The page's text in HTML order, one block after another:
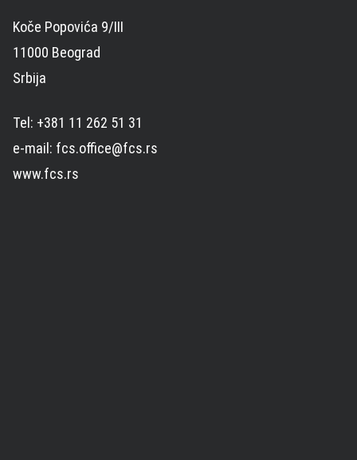
Koče Popovića 9/III
11000 Beograd
Srbija
Tel: +381 11 262 51 31
e-mail: fcs.office@fcs.rs
www.fcs.rs